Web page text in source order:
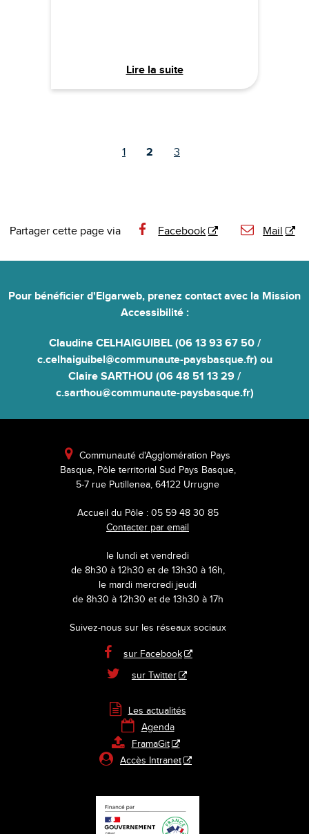
Lire la suite
1 2 3
Partager cette page via Facebook Mail
Pour bénéficier d'Elgarweb, prenez contact avec la Mission
Accessibilité :
Claudine CELHAIGUIBEL (06 13 93 67 50 /
c.celhaiguibel@communaute-paysbasque.fr) ou
Claire SARTHOU (06 48 51 13 29 /
c.sarthou@communaute-paysbasque.fr)

Communauté d'Agglomération Pays
Basque, Pôle territorial Sud Pays Basque,
5-7 rue Putillenea, 64122 Urrugne
Accueil du Pôle : 05 59 48 30 85
Contacter par email
le lundi et vendredi
de 8h30 à 12h30 et de 13h30 à 16h,
le mardi mercredi jeudi
de 8h30 à 12h30 et de 13h30 à 17h
Suivez-nous sur les réseaux sociaux
 sur Facebook
 sur Twitter
 Les actualités
 Agenda
 FramaGit
 Accès Intranet